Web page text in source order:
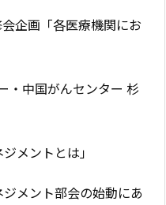
各医療機関にお
がんセンター 杉
メントとは」
部会の始動にあ